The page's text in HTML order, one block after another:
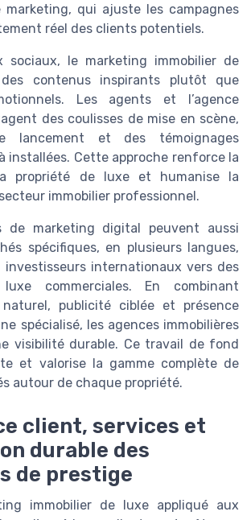
marketing, qui ajuste les campagnes
réel des clients potentiels.
sociaux, le marketing immobilier de
contenus inspirants plutôt que
Les agents et l’agence
des coulisses de mise en scène,
lancement et des témoignages
installées. Cette approche renforce la
propriété de luxe et humanise la
immobilier professionnel.
de marketing digital peuvent aussi
spécifiques, en plusieurs langues,
internationaux vers des
commerciales. En combinant
publicité ciblée et présence
spécialisé, les agences immobilières
visibilité durable. Ce travail de fond
et valorise la gamme complète de
autour de chaque propriété.
client, services et
durable des
de prestige
immobilier de luxe appliqué aux